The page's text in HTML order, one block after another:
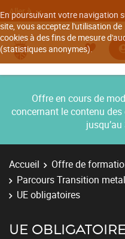
En poursuivant votre navigation
site, vous acceptez l'utilisation de
cookies à des fins de mesure
(statistiques anonymes).
Aller à
Offre en cours de
concernant le contenu
Accueil Offre de
Parcours Transition
UE obligatoires
UE